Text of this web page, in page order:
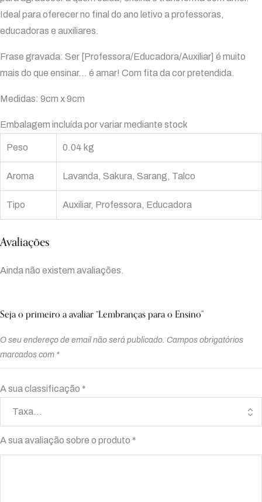
Ideal para oferecer no final do ano letivo a professoras,
educadoras e auxiliares.
Frase gravada: Ser [Professora/Educadora/Auxiliar] é muito
mais do que ensinar… é amar! Com fita da cor pretendida.
Medidas: 9cm x 9cm
Embalagem incluída por variar mediante stock
Peso 0.04 kg
Aroma Lavanda, Sakura, Sarang, Talco
Tipo Auxiliar, Professora, Educadora
Avaliações
Ainda não existem avaliações.
Seja o primeiro a avaliar “Lembranças para o Ensino”
O seu endereço de email não será publicado. Campos obrigatórios
marcados com *
A sua classificação *
A sua avaliação sobre o produto *